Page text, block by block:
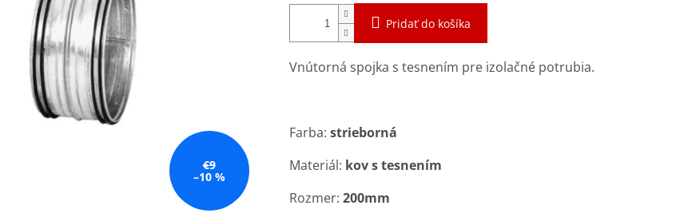
€9
–10 %
Pridať do košíka
Vnútorná spojka s tesnením pre izolačné potrubia.
Farba: strieborná
Materiál: kov s tesnením
Rozmer: 200mm